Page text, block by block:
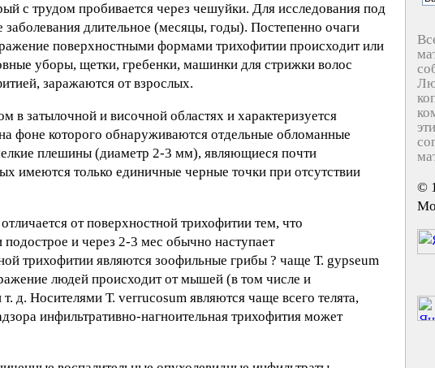
с трудом пробивается через чешуйки. Для исследования под
длительное (месяцы, годы). Постепенно очаги
поверхностными формами трихофитии происходит или
уборы, щетки, гребенки, машинки для стрижки волос
заражаются от взрослых.
в затылочной и височной областях и характеризуется
которого обнаруживаются отдельные обломанные
плешины (диаметр 2-3 мм), являющиеся почти
имеются только единичные черные точки при отсутствии
от поверхностной трихофитии тем, что
и через 2-3 мес обычно наступает
трихофитии являются зоофильные грибы ? чаще Т. gypseum
людей происходит от мышей (в том числе и
д. Носителями Т. verrucosum являются чаще всего телята,
инфильтративно-нагноительная трихофития может
©